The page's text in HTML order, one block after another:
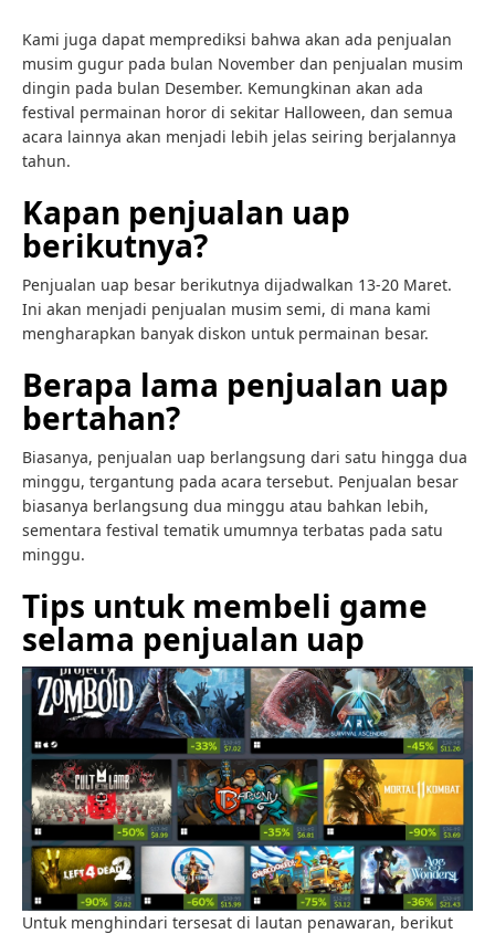
Kami juga dapat memprediksi bahwa akan ada penjualan
musim gugur pada bulan November dan penjualan musim
dingin pada bulan Desember. Kemungkinan akan ada
festival permainan horor di sekitar Halloween, dan semua
acara lainnya akan menjadi lebih jelas seiring berjalannya
tahun.
Kapan penjualan uap
berikutnya?
Penjualan uap besar berikutnya dijadwalkan 13-20 Maret.
Ini akan menjadi penjualan musim semi, di mana kami
mengharapkan banyak diskon untuk permainan besar.
Berapa lama penjualan uap
bertahan?
Biasanya, penjualan uap berlangsung dari satu hingga dua
minggu, tergantung pada acara tersebut. Penjualan besar
biasanya berlangsung dua minggu atau bahkan lebih,
sementara festival tematik umumnya terbatas pada satu
minggu.
Tips untuk membeli game
selama penjualan uap
Untuk menghindari tersesat di lautan penawaran, berikut